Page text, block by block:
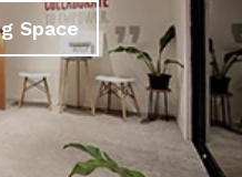
Space